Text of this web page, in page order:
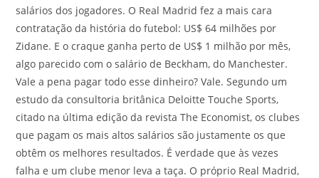
salários dos jogadores. O Real Madrid fez a mais cara
contratação da história do futebol: US$ 64 milhões por
Zidane. E o craque ganha perto de US$ 1 milhão por mês,
algo parecido com o salário de Beckham, do Manchester.
Vale a pena pagar todo esse dinheiro? Vale. Segundo um
estudo da consultoria britânica Deloitte Touche Sports,
citado na última edição da revista The Economist, os clubes
que pagam os mais altos salários são justamente os que
obtêm os melhores resultados. É verdade que às vezes
falha e um clube menor leva a taça. O próprio Real Madrid,